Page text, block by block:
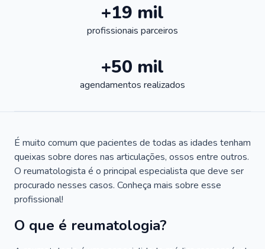
+19 mil
profissionais parceiros
+50 mil
agendamentos realizados
É muito comum que pacientes de todas as idades tenham
queixas sobre dores nas articulações, ossos entre outros.
O reumatologista é o principal especialista que deve ser
procurado nesses casos. Conheça mais sobre esse
profissional!
O que é reumatologia?